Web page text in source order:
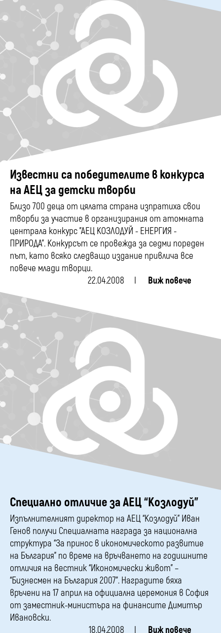
Известни са победителите в конкурса
на АЕЦ за детски творби
Близо 700 деца от цялата страна изпратиха свои
творби за участие в организирания от атомната
централа конкурс "АЕЦ КОЗЛОДУЙ - ЕНЕРГИЯ -
ПРИРОДА". Конкурсът се провежда за седми пореден
път, като всяко следващо издание привлича все
повече млади творци.
22.04.2008
Виж повече
Специално отличие за АЕЦ “Козлодуй”
Изпълнителният директор на АЕЦ “Козлодуй” Иван
Генов получи Специалната награда за национална
структура “За принос в икономическото развитие
на България” по време на връчването на годишните
отличия на вестник “Икономически живот” –
“Бизнесмен на България 2007”. Наградите бяха
връчени на 17 април на официална церемония в София
от заместник-министъра на финансите Димитър
Ивановски.
18.04.2008
Виж повече